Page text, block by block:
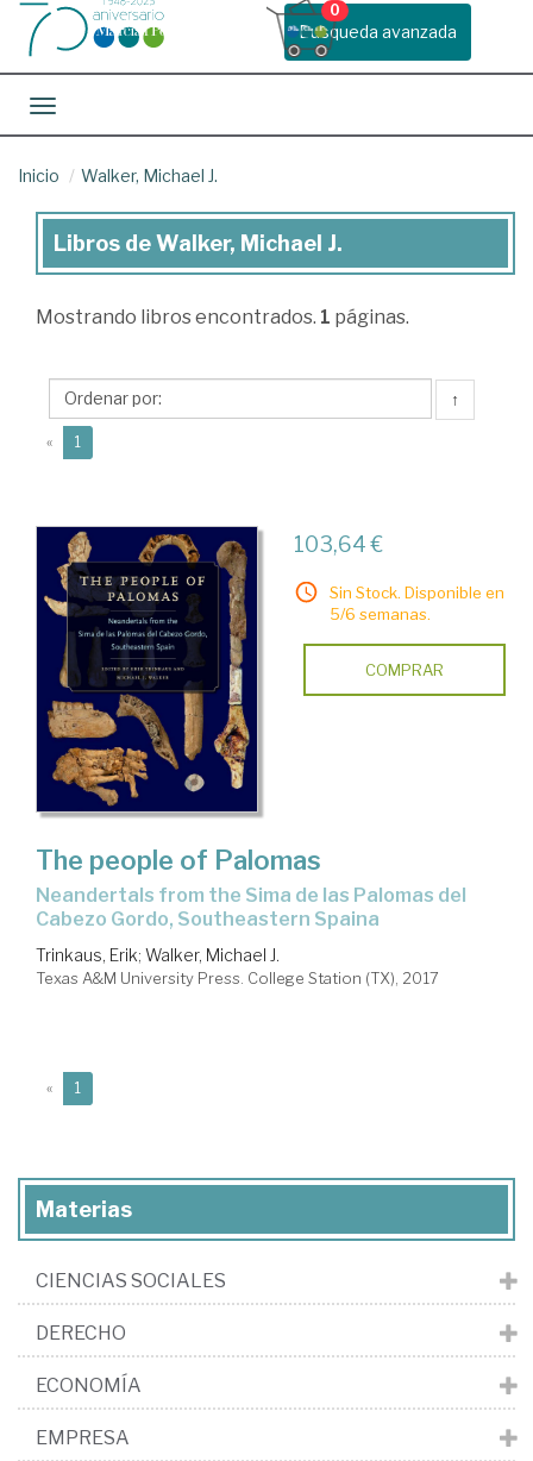
Busqueda avanzada
0
Toggle navigation
Inicio Walker, Michael J.
Libros
Walker,
Libros de Walker, Michael J.
Mostrando libros encontrados. 1 páginas.
↑
« 1
103,64 €
Sin Stock. Disponible en
5/6 semanas.
COMPRAR
The people of Palomas
Neandertals from the Sima de las Palomas del
Cabezo Gordo, Southeastern Spaina
Trinkaus, Erik; Walker, Michael J.
Texas A&M University Press. College Station (TX), 2017
« 1
Materias
CIENCIAS SOCIALES
DERECHO
ECONOMÍA
EMPRESA